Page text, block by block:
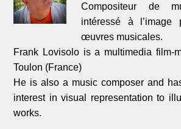
Compositeur de
intéressé à l’image
œuvres musicales.
Frank Lovisolo is a multimedia film-
Toulon (France)
He is also a music composer and
interest in visual representation to
works.